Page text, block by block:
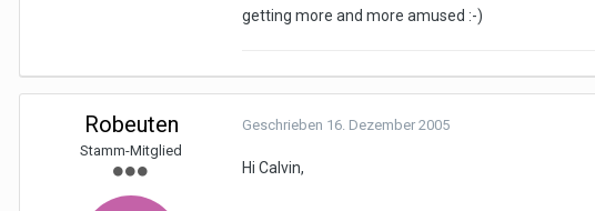
getting more and more amused :-)
Robeuten
Stamm-Mitglied
Geschrieben 16. Dezember 2005
Hi Calvin,